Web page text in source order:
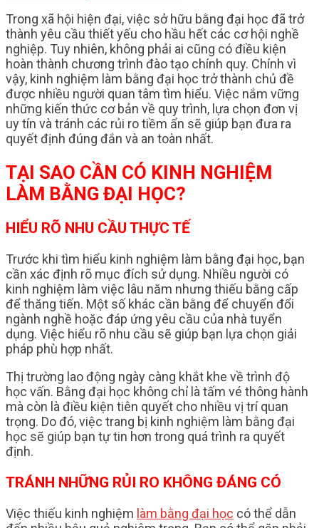
Trong xã hội hiện đại, việc sở hữu bằng đại học đã trở
thành yêu cầu thiết yếu cho hầu hết các cơ hội nghề
nghiệp. Tuy nhiên, không phải ai cũng có điều kiện
hoàn thành chương trình đào tạo chính quy. Chính vì
vậy, kinh nghiệm làm bằng đại học trở thành chủ đề
được nhiều người quan tâm tìm hiểu. Việc nắm vững
những kiến thức cơ bản về quy trình, lựa chọn đơn vị
uy tín và tránh các rủi ro tiềm ẩn sẽ giúp bạn đưa ra
quyết định đúng đắn và an toàn nhất.
TẠI SAO CẦN CÓ KINH NGHIỆM
LÀM BẰNG ĐẠI HỌC?
HIỂU RÕ NHU CẦU THỰC TẾ
Trước khi tìm hiểu kinh nghiệm làm bằng đại học, bạn
cần xác định rõ mục đích sử dụng. Nhiều người có
kinh nghiệm làm việc lâu năm nhưng thiếu bằng cấp
để thăng tiến. Một số khác cần bằng để chuyển đổi
ngành nghề hoặc đáp ứng yêu cầu của nhà tuyển
dụng. Việc hiểu rõ nhu cầu sẽ giúp bạn lựa chọn giải
pháp phù hợp nhất.
Thị trường lao động ngày càng khắt khe về trình độ
học vấn. Bằng đại học không chỉ là tấm vé thông hành
mà còn là điều kiện tiên quyết cho nhiều vị trí quan
trọng. Do đó, việc trang bị kinh nghiệm làm bằng đại
học sẽ giúp bạn tự tin hơn trong quá trình ra quyết
định.
TRÁNH NHỮNG RỦI RO KHÔNG ĐÁNG CÓ
Việc thiếu kinh nghiệm làm bằng đại học có thể dẫn